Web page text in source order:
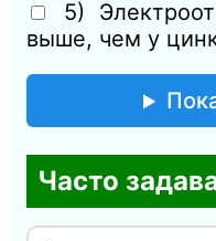
5)
выше, чем у
Часто